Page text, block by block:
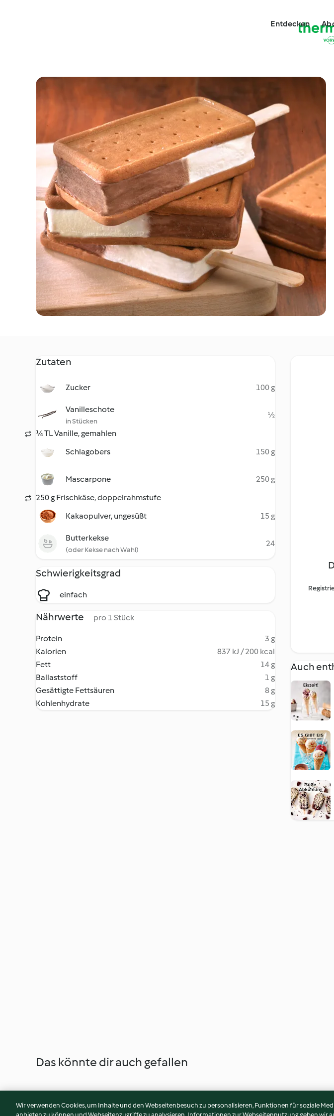
Entdecken
Zutaten
Zucker 100 g
Vanilleschote
in Stücken
½
¼ TL Vanille, gemahlen
Schlagobers
150 g
Mascarpone
250 g
250 g Frischkäse, doppelrahmstufe
Kakaopulver, ungesüßt
15 g
Butterkekse
(oder Kekse nach Wahl)
24
Schwierigkeitsgrad
einfach
Nährwerte pro 1 Stück
Protein
3 g
Kalorien
837 kJ / 200 kcal
Fett
14 g
Ballaststoff
1 g
Gesättigte Fettsäuren
8 g
Kohlenhydrate
15 g
Auch
Das könnte dir auch gefallen
Wir verwenden Cookies, um Inhalte und den Webseitenbesuch zu personalisieren, Funktionen für soziale